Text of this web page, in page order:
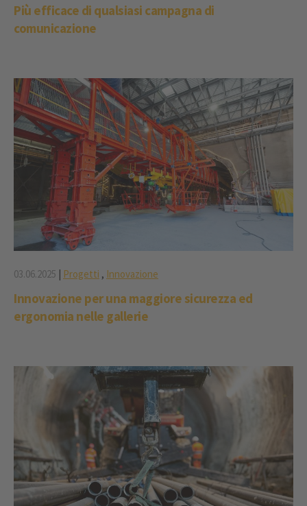
Più efficace di qualsiasi campagna di
comunicazione
03.06.2025 | Progetti , Innovazione
Innovazione per una maggiore sicurezza ed
ergonomia nelle gallerie